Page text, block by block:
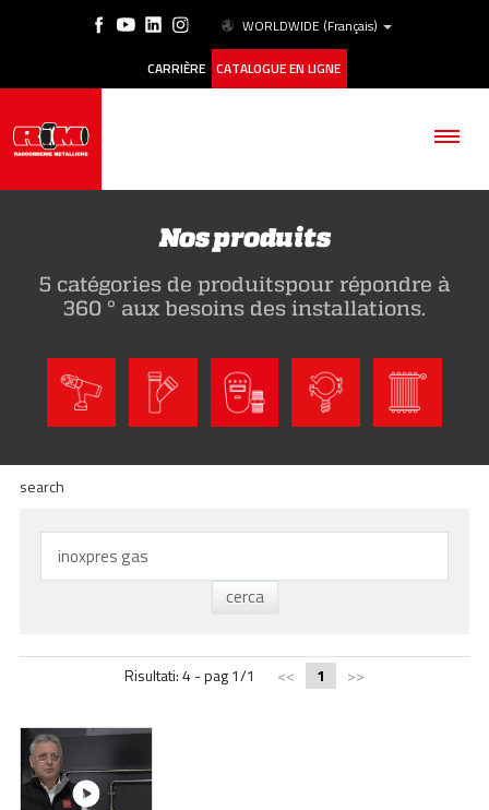
WORLDWIDE (Français)
CARRIÈRE CATALOGUE EN LIGNE
SOCIÉTÉ
ACADEMY
BIM
INFOS ET ÉVÉNEMENTS
TÉLÉCHARGEMENTS
Nos produits
5 catégories de produitspour répondre à
360 ° aux besoins des installations.
search
Risultati: 4 - pag 1/1 << 1 >>